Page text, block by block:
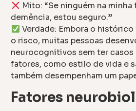
Mito: “Se ninguém na
demência, estou seguro.”
Verdade: Embora o
o risco, muitas pessoas
neurocognitivos sem ter casos
fatores, como estilo de vida e
também desempenham um
Fatores